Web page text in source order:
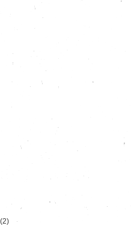
(2)